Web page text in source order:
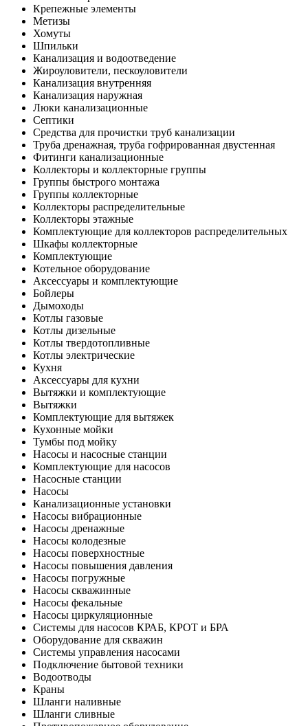
Крепежные элементы
Метизы
Хомуты
Шпильки
Канализация и водоотведение
Жироуловители, пескоуловители
Канализация внутренняя
Канализация наружная
Люки канализационные
Септики
Средства для прочистки труб канализации
Труба дренажная, труба гофрированная двустенная
Фитинги канализационные
Коллекторы и коллекторные группы
Группы быстрого монтажа
Группы коллекторные
Коллекторы распределительные
Коллекторы этажные
Комплектующие для коллекторов распределительных
Шкафы коллекторные
Комплектующие
Котельное оборудование
Аксессуары и комплектующие
Бойлеры
Дымоходы
Котлы газовые
Котлы дизельные
Котлы твердотопливные
Котлы электрические
Кухня
Аксессуары для кухни
Вытяжки и комплектующие
Вытяжки
Комплектующие для вытяжек
Кухонные мойки
Тумбы под мойку
Насосы и насосные станции
Комплектующие для насосов
Насосные станции
Насосы
Канализационные установки
Насосы вибрационные
Насосы дренажные
Насосы колодезные
Насосы поверхностные
Насосы повышения давления
Насосы погружные
Насосы скважинные
Насосы фекальные
Насосы циркуляционные
Системы для насосов КРАБ, КРОТ и БРА
Оборудование для скважин
Системы управления насосами
Подключение бытовой техники
Водоотводы
Краны
Шланги наливные
Шланги сливные